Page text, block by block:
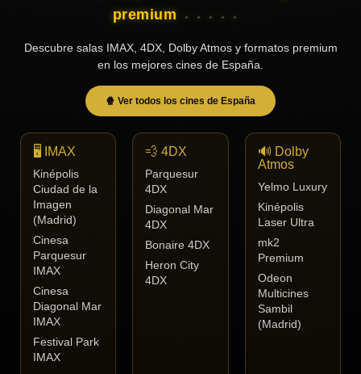
premium
Descubre salas IMAX, 4DX, Dolby Atmos y formatos premium
en los mejores cines de España.
🍿 Ver todos los cines de España
🖥️ IMAX
Kinépolis
Ciudad de la
Imagen
(Madrid)
Cinesa
Parquesur
IMAX
Cinesa
Diagonal Mar
IMAX
Festival Park
IMAX
💨 4DX
Parquesur
4DX
Diagonal Mar
4DX
Bonaire 4DX
Heron City
4DX
🔊 Dolby
Atmos
Yelmo Luxury
Kinépolis
Laser Ultra
mk2
Premium
Odeon
Multicines
Sambil
(Madrid)